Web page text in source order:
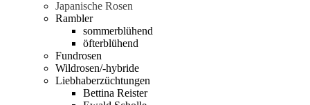
Japanische Rosen
Rambler
sommerblühend
öfterblühend
Fundrosen
Wildrosen/-hybride
Liebhaberzüchtungen
Bettina Reister